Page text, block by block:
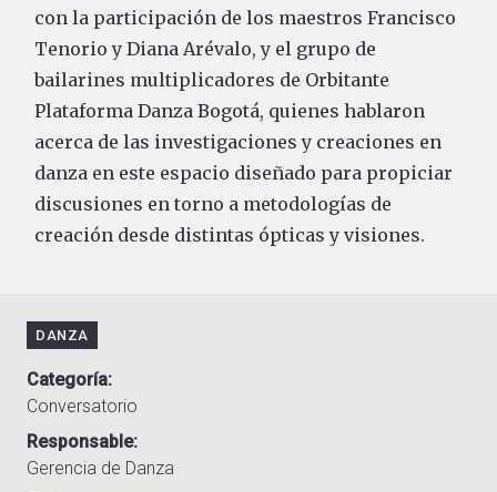
con la participación de los maestros Francisco
Tenorio y Diana Arévalo, y el grupo de
bailarines multiplicadores de Orbitante
Plataforma Danza Bogotá, quienes hablaron
acerca de las investigaciones y creaciones en
danza en este espacio diseñado para propiciar
discusiones en torno a metodologías de
creación desde distintas ópticas y visiones.
DANZA
Categoría
Conversatorio
Responsable
Gerencia de Danza